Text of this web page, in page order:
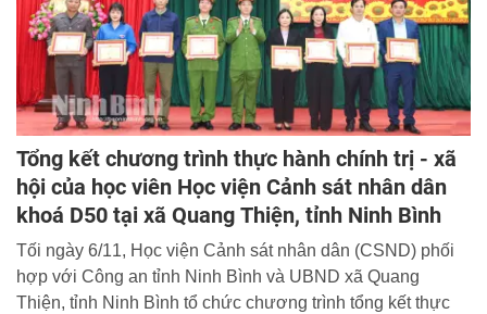
Tổng kết chương trình thực hành chính trị - xã
hội của học viên Học viện Cảnh sát nhân dân
khoá D50 tại xã Quang Thiện, tỉnh Ninh Bình
Tối ngày 6/11, Học viện Cảnh sát nhân dân (CSND) phối
hợp với Công an tỉnh Ninh Bình và UBND xã Quang
Thiện, tỉnh Ninh Bình tổ chức chương trình tổng kết thực